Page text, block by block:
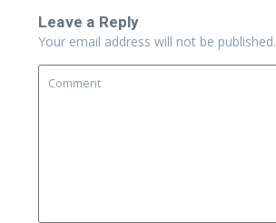
Leave a Reply
Your email address will not be published.